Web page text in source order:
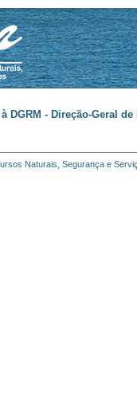
DGRM - Direção-Geral
Naturais, Segurança e